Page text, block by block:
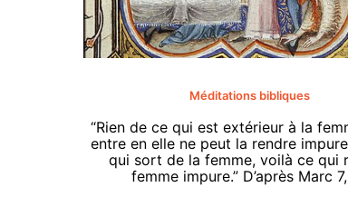
Méditations bibliques
“Rien de ce qui est extérieur à la
entre en elle ne peut la rendre
qui sort de la femme, voilà ce qui
femme impure.” D’après Marc